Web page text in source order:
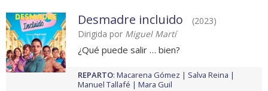
Desmadre incluido
(2023)
Dirigida por Miguel Martí
¿Qué puede salir … bien?
REPARTO: Macarena Gómez
Salva Reina
Manuel Tallafé
Mara Guil